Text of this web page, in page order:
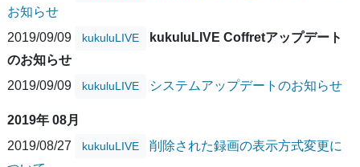
お知らせ
2019/09/09
kukuluLIVE
kukuluLIVE Coffretアップデート
のお知らせ
2019/09/09
kukuluLIVE システムアップデートのお知らせ
2019年 08月
2019/08/27
kukuluLIVE
削除された録画の表示方式変更に